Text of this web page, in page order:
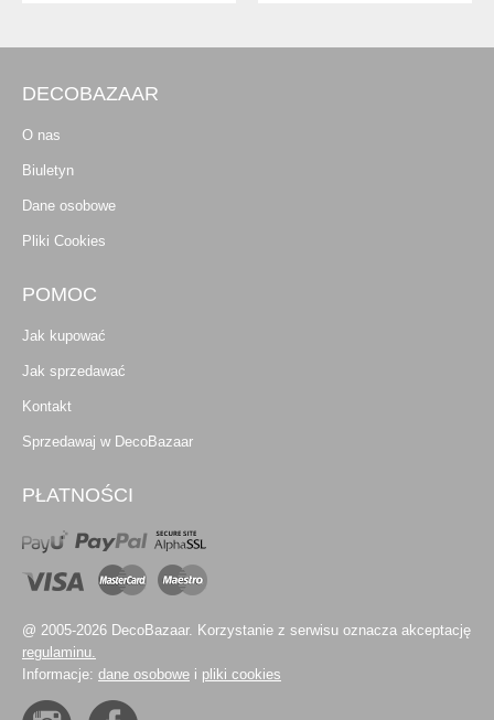
DECOBAZAAR
O nas
Biuletyn
Dane osobowe
Pliki Cookies
POMOC
Jak kupować
Jak sprzedawać
Kontakt
Sprzedawaj w DecoBazaar
PŁATNOŚCI
@ 2005-2026 DecoBazaar. Korzystanie z serwisu oznacza akceptację
regulaminu.
Informacje: dane osobowe i pliki cookies